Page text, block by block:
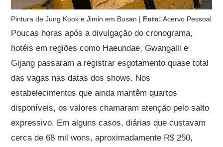
Pintura de Jung Kook e Jimin em Busan | Foto: Acervo Pessoal
Poucas horas após a divulgação do cronograma,
hotéis em regiões como Haeundae, Gwangalli e
Gijang passaram a registrar esgotamento quase total
das vagas nas datas dos shows. Nos
estabelecimentos que ainda mantêm quartos
disponíveis, os valores chamaram atenção pelo salto
expressivo. Em alguns casos, diárias que custavam
cerca de 68 mil wons, aproximadamente R$ 250,